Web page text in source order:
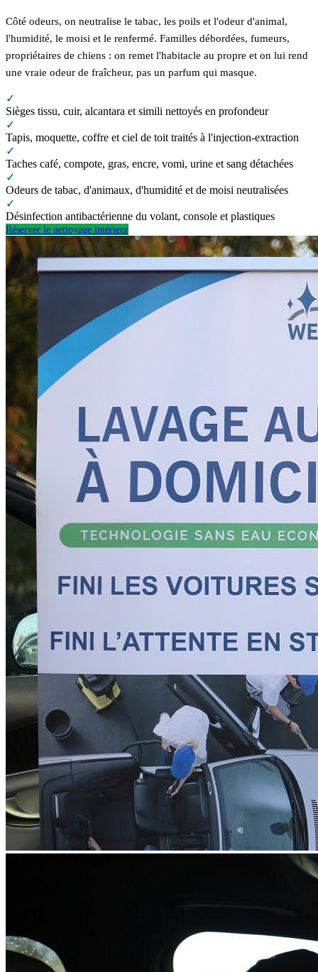
Côté odeurs, on neutralise le tabac, les poils et l'odeur d'animal,
l'humidité, le moisi et le renfermé. Familles débordées, fumeurs,
propriétaires de chiens : on remet l'habitacle au propre et on lui rend
une vraie odeur de fraîcheur, pas un parfum qui masque.
✓
Sièges tissu, cuir, alcantara et simili nettoyés en profondeur
✓
Tapis, moquette, coffre et ciel de toit traités à l'injection-extraction
✓
Taches café, compote, gras, encre, vomi, urine et sang détachées
✓
Odeurs de tabac, d'animaux, d'humidité et de moisi neutralisées
✓
Désinfection antibactérienne du volant, console et plastiques
Réserver le nettoyage intérieur